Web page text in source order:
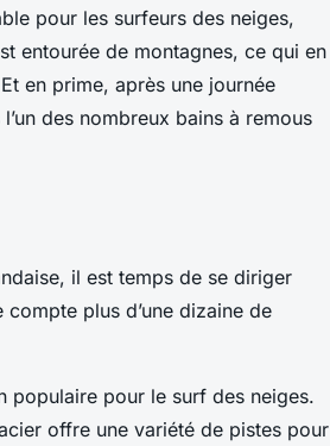
pour les surfeurs des neiges,
entourée de montagnes, ce qui en
en prime, après une journée
des nombreux bains à remous
il est temps de se diriger
compte plus d’une dizaine de
populaire pour le surf des neiges.
offre une variété de pistes pour